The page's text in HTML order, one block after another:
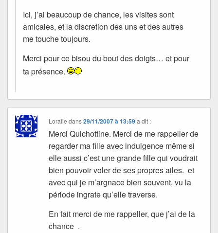
Ici, j’ai beaucoup de chance, les visites sont
amicales, et la discretion des uns et des autres
me touche toujours.
Merci pour ce bisou du bout des doigts… et pour
ta présence.
Loralie dans29/11/2007 à 13:59 a dit :
Merci Quichottine. Merci de me rappeller de
regarder ma fille avec indulgence même si
elle aussi c’est une grande fille qui voudrait
bien pouvoir voler de ses propres ailes. et
avec qui je m’argnace bien souvent, vu la
période ingrate qu’elle traverse.
En fait merci de me rappeller, que j’ai de la
chance .